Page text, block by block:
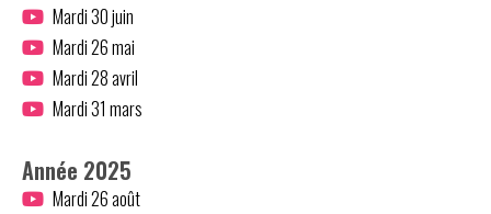
Mardi 30 juin
Mardi 26 mai
Mardi 28 avril
Mardi 31 mars
Année 2025
Mardi 26 août